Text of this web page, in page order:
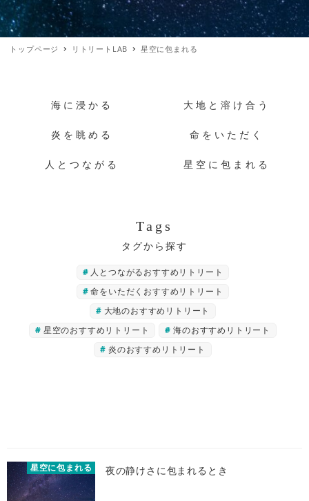
トップページ リトリートLAB 星空に包まれる
海に浸かる 大地と溶け合う
炎を眺める 命をいただく
人とつながる 星空に包まれる
Tags
人とつながるおすすめリトリート
命をいただくおすすめリトリート
大地のおすすめリトリート
星空のおすすめリトリート
海のおすすめリトリート
炎のおすすめリトリート
星空に包まれる 夜の静けさに包まれるとき